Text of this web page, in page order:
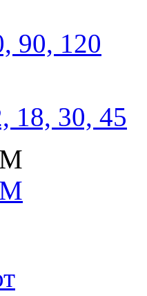
90, 120
18, 30, 45